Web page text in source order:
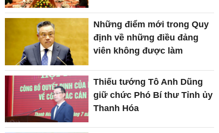
Những điểm mới trong Quy
định về những điều đảng
viên không được làm
Thiếu tướng Tô Anh Dũng
giữ chức Phó Bí thư Tỉnh ủy
Thanh Hóa